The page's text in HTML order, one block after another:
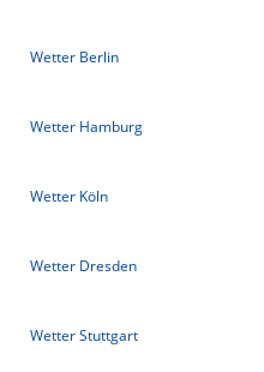
Wetter Berlin
Wetter Hamburg
Wetter Köln
Wetter Dresden
Wetter Stuttgart